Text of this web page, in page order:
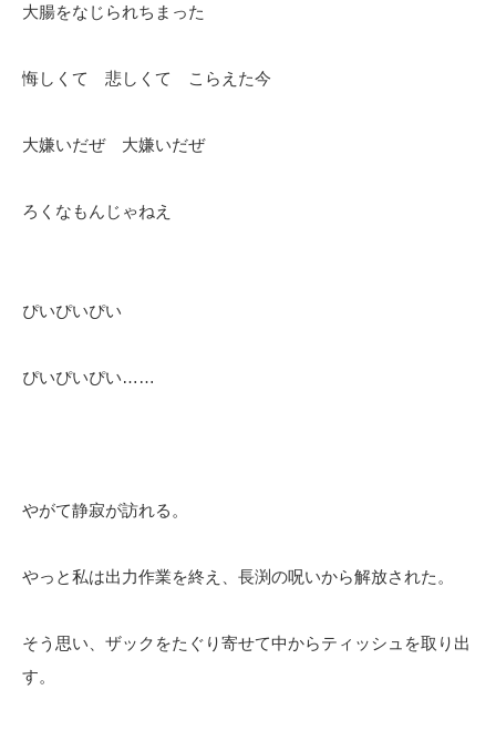
大腸をなじられちまった
悔しくて 悲しくて こらえた今
大嫌いだぜ 大嫌いだぜ
ろくなもんじゃねえ
ぴいぴいぴい
ぴいぴいぴい……
やがて静寂が訪れる。
やっと私は出力作業を終え、長渕の呪いから解放された。
そう思い、ザックをたぐり寄せて中からティッシュを取り出
す。